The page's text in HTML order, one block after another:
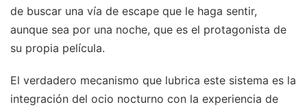
de buscar una vía de escape que le haga sentir,
aunque sea por una noche, que es el protagonista de
su propia película.
El verdadero mecanismo que lubrica este sistema es la
integración del ocio nocturno con la experiencia de